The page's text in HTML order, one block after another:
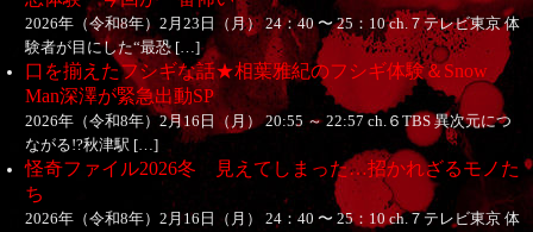
2026年（令和8年）2月23日（月） 24：40 〜 25：10 ch.７テレビ東京 体
験者が目にした“最恐 […]
口を揃えたフシギな話★相葉雅紀のフシギ体験＆Snow
Man深澤が緊急出動SP
2026年（令和8年）2月16日（月） 20:55 ～ 22:57 ch.６TBS 異次元につ
ながる!?秋津駅 […]
怪奇ファイル2026冬 見えてしまった…招かれざるモノた
ち
2026年（令和8年）2月16日（月） 24：40 〜 25：10 ch.７テレビ東京 体